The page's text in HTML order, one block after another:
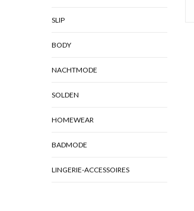
SLIP
BODY
NACHTMODE
SOLDEN
HOMEWEAR
BADMODE
LINGERIE-ACCESSOIRES